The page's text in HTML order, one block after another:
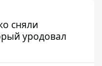
сняли
уродовал